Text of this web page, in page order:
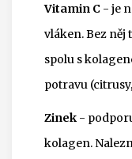
Vitamin C - je
vláken. Bez něj
spolu s
potravu
Zinek -
kolagen.